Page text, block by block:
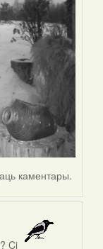
каментары.
Ci